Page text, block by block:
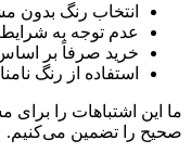
انتخاب رنگ بدون
عدم توجه به
خرید صرفاً بر
استفاده از رنگ
ما این اشتباهات را
صحیح را تضمین می‌کنیم.